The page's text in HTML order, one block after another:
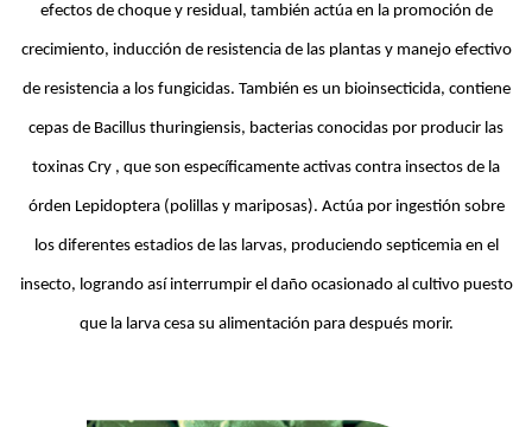
efectos de choque y residual, también actúa en la promoción de
crecimiento, inducción de resistencia de las plantas y manejo efectivo
de resistencia a los fungicidas. También es un bioinsecticida, contiene
cepas de Bacillus thuringiensis, bacterias conocidas por producir las
toxinas Cry , que son específicamente activas contra insectos de la
órden Lepidoptera (polillas y mariposas). Actúa por ingestión sobre
los diferentes estadios de las larvas, produciendo septicemia en el
insecto, logrando así interrumpir el daño ocasionado al cultivo puesto
que la larva cesa su alimentación para después morir.